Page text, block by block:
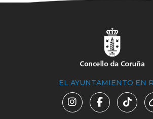
EL AYUNTAMIENTO EN